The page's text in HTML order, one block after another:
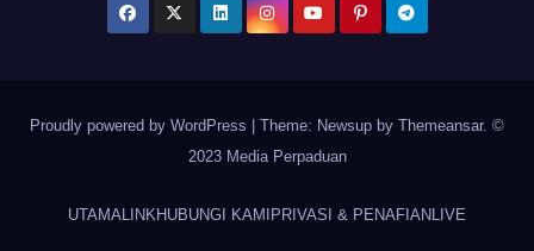
Proudly powered by WordPress Theme: Newsup by Themeansar. ©
2023 Media Perpaduan
UTAMALINKHUBUNGI KAMIPRIVASI & PENAFIANLIVE